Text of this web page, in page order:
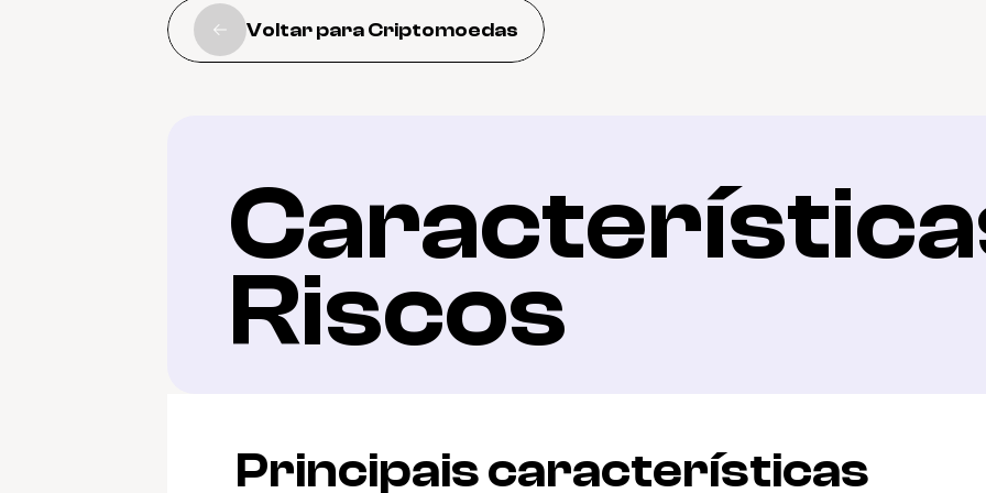
Voltar para Criptomoedas
Riscos
Principais características